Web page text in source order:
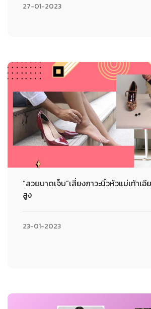
27-01-2023
“สวยบาดเจ็บ”เสี่ยงภาวะนิ้วหัวแม่เท้าเ
สูง
23-01-2023